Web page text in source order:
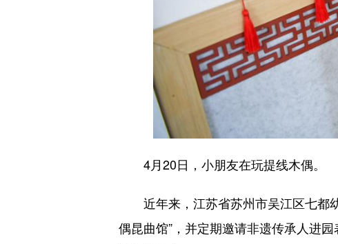
4月20日，小朋友在玩提线木偶。
近年来，江苏省苏州市吴江区七都幼
偶昆曲馆”，并定期邀请非遗传承人进